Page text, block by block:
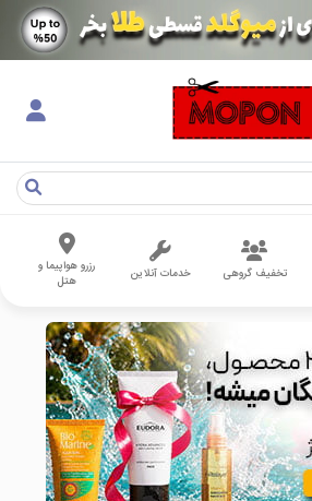
تخفیف گروهی خدمات آنلاین
رزرو هواپیما و
هتل